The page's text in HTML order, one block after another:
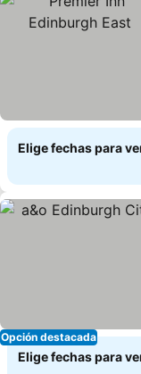
Elige fechas para
Opción destacada
Elige fechas para